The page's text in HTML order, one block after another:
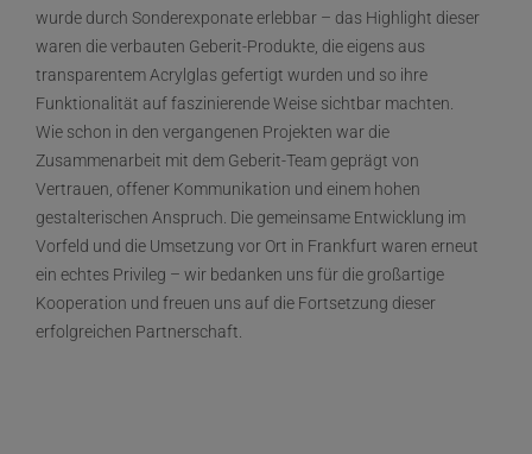
wurde durch Sonderexponate erlebbar – das Highlight dieser
waren die verbauten Geberit-Produkte, die eigens aus
transparentem Acrylglas gefertigt wurden und so ihre
Funktionalität auf faszinierende Weise sichtbar machten.
Wie schon in den vergangenen Projekten war die
Zusammenarbeit mit dem Geberit-Team geprägt von
Vertrauen, offener Kommunikation und einem hohen
gestalterischen Anspruch. Die gemeinsame Entwicklung im
Vorfeld und die Umsetzung vor Ort in Frankfurt waren erneut
ein echtes Privileg – wir bedanken uns für die großartige
Kooperation und freuen uns auf die Fortsetzung dieser
erfolgreichen Partnerschaft.